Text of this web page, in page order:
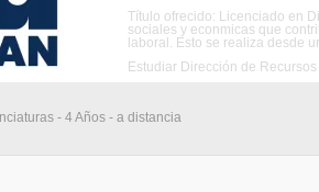
Título ofrecido: Licenciado en
sociales y econmicas que
laboral. Esto se realiza desde
Estudiar Dirección de
- 4 Años - a distancia